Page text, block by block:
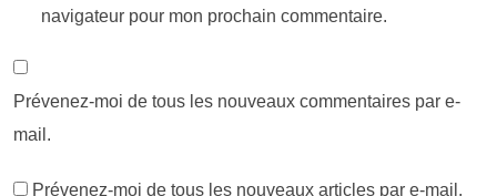
navigateur pour mon prochain commentaire.
Prévenez-moi de tous les nouveaux commentaires par e-
mail.
Prévenez-moi de tous les nouveaux articles par e-mail.